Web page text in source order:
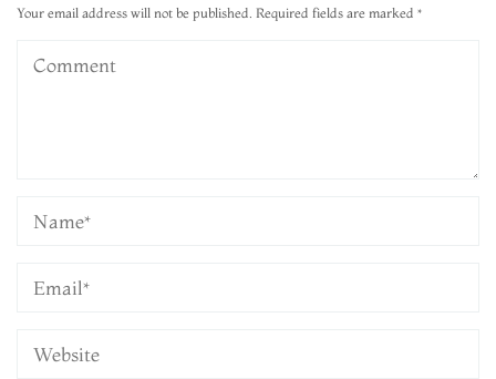
Your email address will not be published. Required fields are marked *